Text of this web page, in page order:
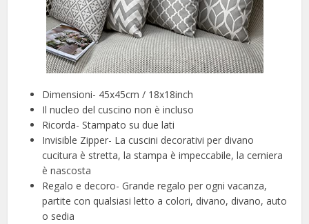
Dimensioni- 45x45cm / 18x18inch
Il nucleo del cuscino non è incluso
Ricorda- Stampato su due lati
Invisible Zipper- La cuscini decorativi per divano
cucitura è stretta, la stampa è impeccabile, la cerniera
è nascosta
Regalo e decoro- Grande regalo per ogni vacanza,
partite con qualsiasi letto a colori, divano, divano, auto
o sedia